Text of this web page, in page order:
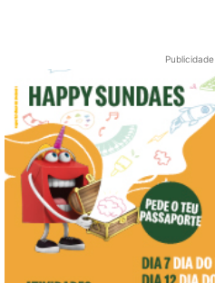
Publicidade